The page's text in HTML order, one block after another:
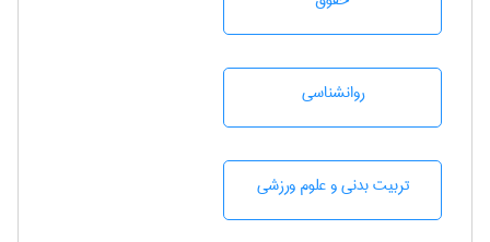
روانشناسی
تربيت بدنی و علوم ورزشی